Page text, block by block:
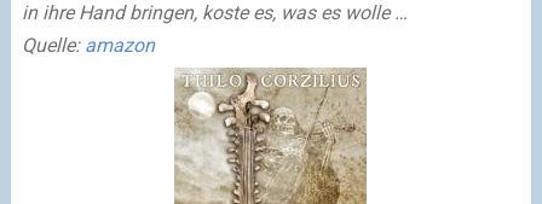
in ihre Hand bringen, koste es, was es wolle …
Quelle: amazon